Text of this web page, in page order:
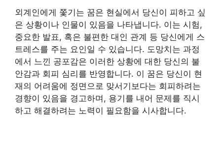
외계인에게 쫓기는 꿈은 현실에서 당신이 피하고 싶
은 상황이나 인물이 있음을 나타냅니다. 이는 시험,
중요한 발표, 혹은 불편한 대인 관계 등 당신에게 스
트레스를 주는 요인일 수 있습니다. 도망치는 과정
에서 느낀 공포감은 이러한 상황에 대한 당신의 불
안감과 회피 심리를 반영합니다. 이 꿈은 당신이 현
재의 어려움에 정면으로 맞서기보다는 회피하려는
경향이 있음을 경고하며, 용기를 내어 문제를 직시
하고 해결하려는 노력이 필요함을 시사합니다.